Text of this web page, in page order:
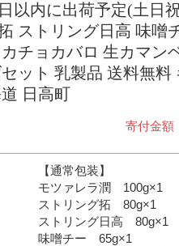
以内に出荷予定(土日
ストリング日高 味噌
チョカバロ 生カマン
ット 乳製品 送料無料
日高町
寄付金額
【通常包装】
モツァレラ潤 100g×1
ストリング拓 80g×1
ストリング日高 80g×1
味噌チー 65g×1